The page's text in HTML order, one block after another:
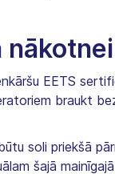
nākotnei
EETS
braukt
soli priekšā
šajā